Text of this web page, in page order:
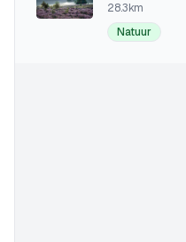
28.3km
Natuur